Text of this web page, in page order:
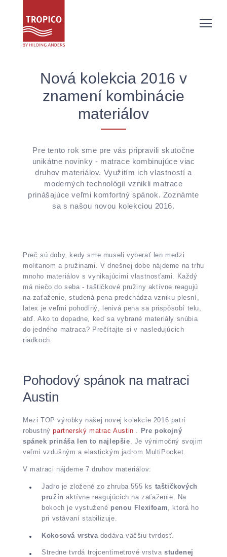
Nová kolekcia 2016 v
znamení kombinácie
materiálov
Pre tento rok sme pre vás pripravili skutočne
unikátne novinky - matrace kombinujúce viac
druhov materiálov. Využitím ich vlastností a
moderných technológií vznikli matrace
prinášajúce veľmi komfortný spánok. Zoznámte
sa s našou novou kolekciou 2016.
Preč sú doby, kedy sme museli vyberať len medzi
molitanom a pružinami. V dnešnej dobe nájdeme na trhu
mnoho materiálov s vynikajúcimi vlastnosťami. Každý
má niečo do seba - taštičkové pružiny aktívne reagujú
na zaťaženie, studená pena predchádza vzniku plesní,
latex je veľmi pohodlný, lenivá pena sa prispôsobí telu,
atď. Ako to dopadne, keď sa vybrané materiály snúbia
do jedného matraca? Prečítajte si v nasledujúcich
riadkoch.
Pohodový spánok na matraci
Austin
Mezi TOP výrobky našej novej kolekcie 2016 patrí
robustnýpartnerský matrac Austin . Pre pokojný
spánek prináša len to najlepšie. Je výnimočný svojim
veľmi vzdušným a elastickým jadrom MultiPocket.
V matraci nájdeme 7 druhov materiálov:
Jadro je zložené zo zhruba 555 ks taštičkových
pružín aktívne reagujúcich na zaťaženie. Na
bokoch je vystužené penou Flexifoam , ktorá ho
pri vstávaní stabilizuje.
Kokosová vrstva dodáva väčšiu tvrdosť.
Stredne tvrdá trojcentimetrové vrstva studenej